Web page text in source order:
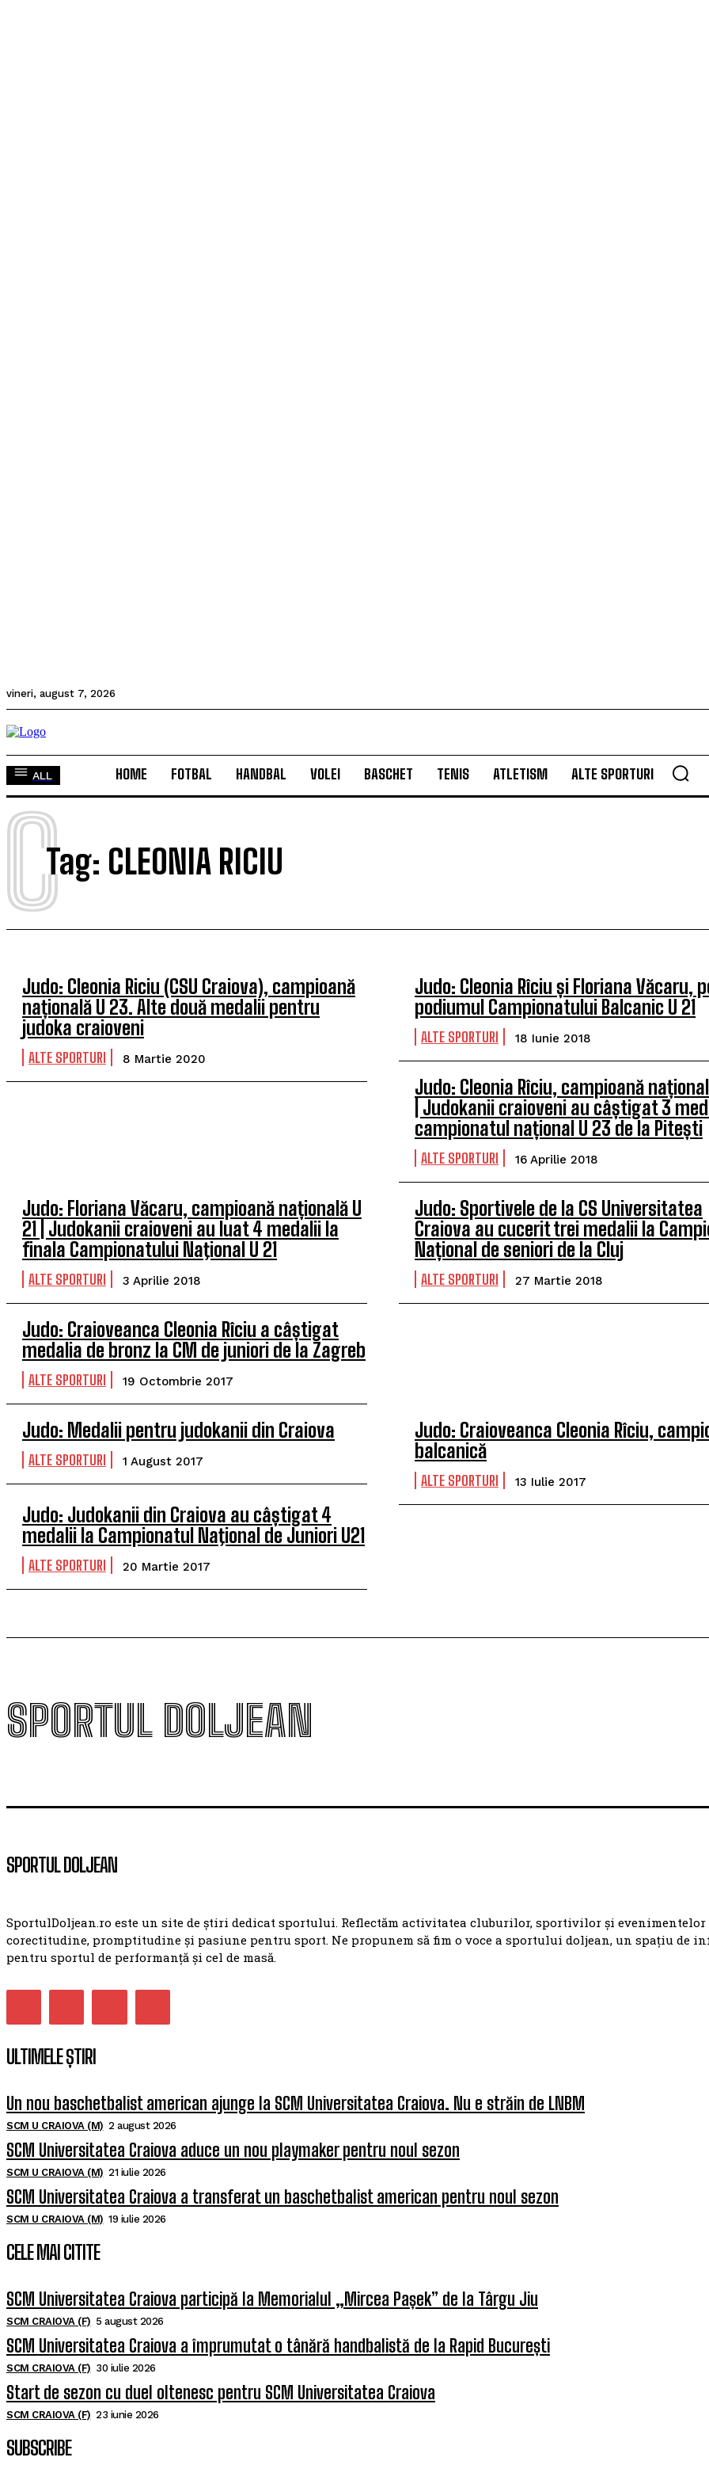
vineri, august 7, 2026
ALL HOME FOTBAL HANDBAL VOLEI BASCHET TENIS ATLETISM ALTE SPORTURI
Tag: CLEONIA RICIU
C
Judo: Cleonia Riciu (CSU Craiova), campioană
națională U 23. Alte două medalii pentru
judoka craioveni
ALTE SPORTURI 8 Martie 2020
Judo: Cleonia Rîciu și Floriana Văcaru,
podiumul Campionatului Balcanic U 21
ALTE SPORTURI 18 Iunie 2018
Judo: Cleonia Rîciu, campioană
| Judokanii craioveni au câștigat 3
campionatul național U 23 de la Pitești
ALTE SPORTURI 16 Aprilie 2018
Judo: Floriana Văcaru, campioană națională U
21 | Judokanii craioveni au luat 4 medalii la
finala Campionatului Naţional U 21
ALTE SPORTURI 3 Aprilie 2018
Judo: Sportivele de la CS Universitatea
Craiova au cucerit trei medalii la
Național de seniori de la Cluj
ALTE SPORTURI 27 Martie 2018
Judo: Craioveanca Cleonia Rîciu a câștigat
medalia de bronz la CM de juniori de la Zagreb
ALTE SPORTURI 19 Octombrie 2017
Judo: Medalii pentru judokanii din Craiova
ALTE SPORTURI 1 August 2017
Judo: Craioveanca Cleonia Rîciu,
balcanică
ALTE SPORTURI 13 Iulie 2017
Judo: Judokanii din Craiova au câștigat 4
medalii la Campionatul Naţional de Juniori U21
ALTE SPORTURI 20 Martie 2017
SPORTUL DOLJEAN
SPORTUL DOLJEAN
SportulDoljean.ro este un site de știri dedicat sportului. Reflectăm activitatea cluburilor, sportivilor și
corectitudine, promptitudine și pasiune pentru sport. Ne propunem să fim o voce a sportului doljean, un spațiu de
pentru sportul de performanță și cel de masă.
ULTIMELE ȘTIRI
Un nou baschetbalist american ajunge la SCM Universitatea Craiova. Nu e străin de LNBM
SCM U CRAIOVA (M) 2 august 2026
SCM Universitatea Craiova aduce un nou playmaker pentru noul sezon
SCM U CRAIOVA (M) 21 iulie 2026
SCM Universitatea Craiova a transferat un baschetbalist american pentru noul sezon
SCM U CRAIOVA (M) 19 iulie 2026
CELE MAI CITITE
SCM Universitatea Craiova participă la Memorialul „Mircea Pașek” de la Târgu Jiu
SCM CRAIOVA (F) 5 august 2026
SCM Universitatea Craiova a împrumutat o tânără handbalistă de la Rapid București
SCM CRAIOVA (F) 30 iulie 2026
Start de sezon cu duel oltenesc pentru SCM Universitatea Craiova
SCM CRAIOVA (F) 23 iunie 2026
SUBSCRIBE